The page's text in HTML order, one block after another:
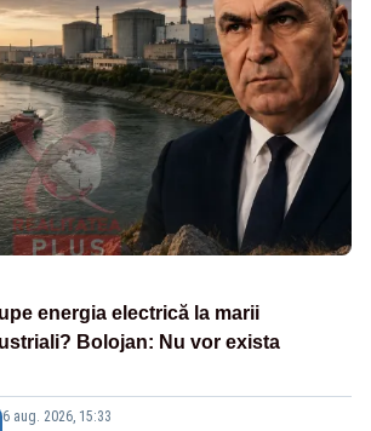
energia electrică la marii
Bolojan: Nu vor exista
6 aug. 2026, 15:33